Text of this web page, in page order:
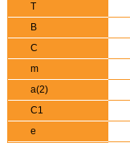
T
B
C
m
a(2)
C1
e